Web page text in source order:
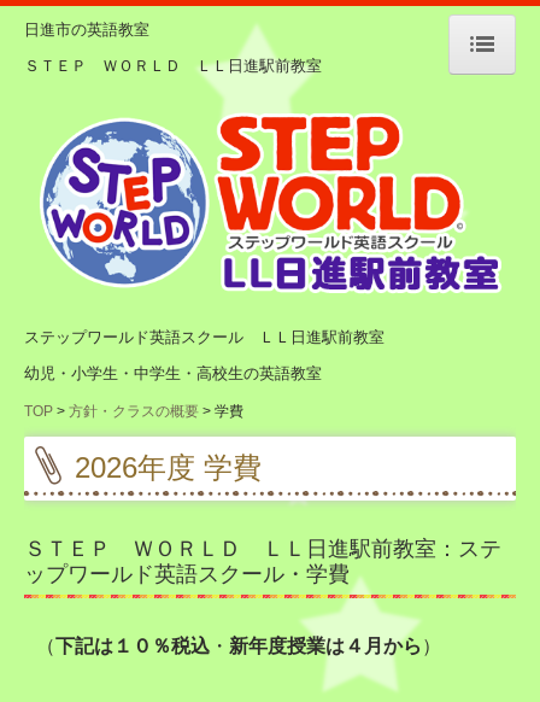
方針・クラスの概要
講師紹介
教室紹介
学費
行事日程
幼児・低学年クラス
お知らせ
日進市の英語教室
ＳＴＥＰ ＷＯＲＬＤ ＬＬ日進駅前教室
ステップワールド英語スクール ＬＬ日進駅前教室
幼児・小学生・中学生・高校生の英語教室
TOP 方針・クラスの概要 学費
2026年度 学費
ＳＴＥＰ ＷＯＲＬＤ ＬＬ日進駅前教室：ステ
ップワールド英語スクール・学費
（下記は１０％税込 ・ 新年度授業は４月から ）